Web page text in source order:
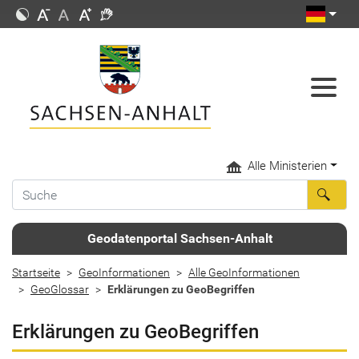
Alle Ministerien
Geodatenportal Sachsen-Anhalt
Startseite GeoInformationen
Alle GeoInformationen
GeoGlossar
Erklärungen zu GeoBegriffen
Erklärungen zu GeoBegriffen